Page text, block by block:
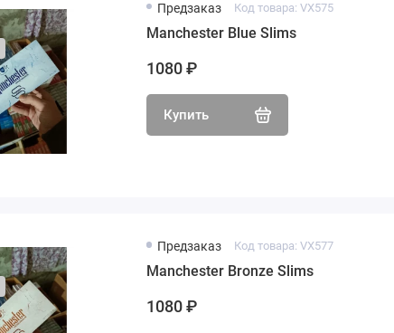
Предзаказ Код товара: VX575
Manchester Blue Slims
1080 ₽
Купить
Предзаказ Код товара: VX577
Manchester Bronze Slims
1080 ₽